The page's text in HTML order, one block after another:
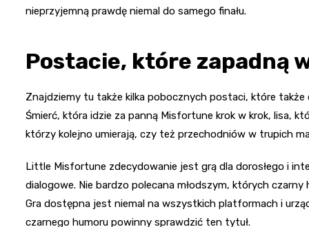
nieprzyjemną prawdę niemal do samego finału.
Postacie, które zapadną
Znajdziemy tu także kilka pobocznych postaci, które
Śmierć, która idzie za panną Misfortune krok w krok, lisa,
którzy kolejno umierają, czy też przechodniów w trupich
Little Misfortune zdecydowanie jest grą dla dorosłego i
dialogowe. Nie bardzo polecana młodszym, których
Gra dostępna jest niemal na wszystkich platformach i
czarnego humoru powinny sprawdzić ten tytuł.